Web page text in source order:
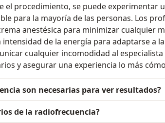
el procedimiento, se puede experimentar
para la mayoría de las personas. Los
anestésica para minimizar cualquier
de la energía para adaptarse a
cualquier incomodidad al
y asegurar una experiencia lo más
son necesarias para ver resultados?
de la radiofrecuencia?